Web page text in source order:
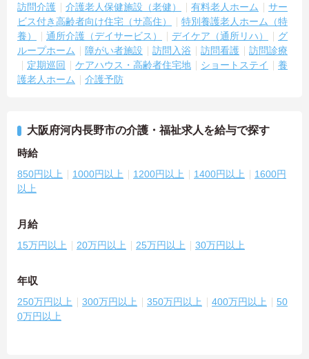
訪問介護 介護老人保健施設（老健） 有料老人ホーム
サー
ビス付き高齢者向け住宅（サ高住）
特別養護老人ホーム（特
養）
通所介護（デイサービス） デイケア（通所リハ）
グ
ループホーム
障がい者施設 訪問入浴 訪問看護
訪問診療
定期巡回
ケアハウス・高齢者住宅地 ショートステイ
養
護老人ホーム
介護予防
大阪府河内長野市の介護・福祉求人を給与で探す
時給
850円以上 1000円以上 1200円以上 1400円以上
1600円
以上
月給
15万円以上 20万円以上 25万円以上 30万円以上
年収
250万円以上 300万円以上 350万円以上 400万円以上
50
0万円以上